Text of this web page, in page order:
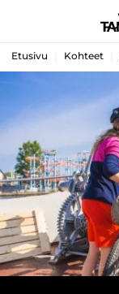
Etusivu Kohteet